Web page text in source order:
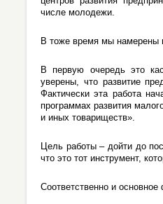
числе молодежи.
В тоже время мы намерены
В первую очередь это
уверены, что развитие
Фактически эта работа
программах развития
и иных товариществ».
Цель работы – дойти до
что это тот инструмент,
Соответственно и